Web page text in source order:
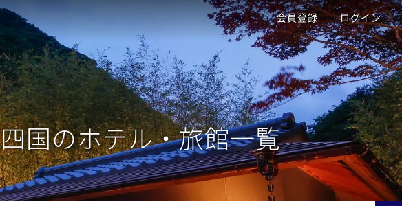
会員登録 ログイン
四国のホテル・旅館一覧